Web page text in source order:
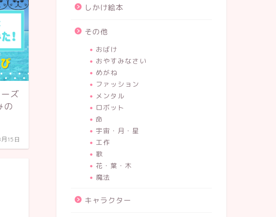
ズ
の
15日
記念すべき10周年！大人気シリーズ
10巻目『ノラネコぐんだん うみの
たび』読んでみた。
しかけ絵本
その他
おばけ
おやすみなさい
めがね
ファッション
メンタル
ロボット
命
宇宙・月・星
工作
歌
花・葉・木
魔法
キャラクター